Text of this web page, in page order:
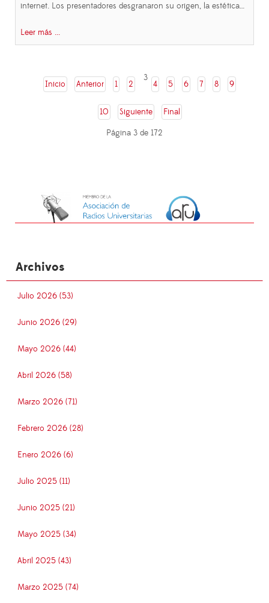
internet. Los presentadores desgranaron su origen, la estética…
Leer más ...
Inicio Anterior 1 2
3
4 5 6 7 8 9
10 Siguiente
Final
Página 3 de 172
Archivos
Julio 2026 (53)
Junio 2026 (29)
Mayo 2026 (44)
Abril 2026 (58)
Marzo 2026 (71)
Febrero 2026 (28)
Enero 2026 (6)
Julio 2025 (11)
Junio 2025 (21)
Mayo 2025 (34)
Abril 2025 (43)
Marzo 2025 (74)